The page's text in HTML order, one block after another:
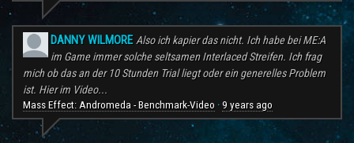
DANNY WILMORE Also ich kapier das nicht. Ich habe bei ME:A
im Game immer solche seltsamen Interlaced Streifen. Ich frag
mich ob das an der 10 Stunden Trial liegt oder ein generelles Problem
ist. Hier im Video...
Mass Effect: Andromeda - Benchmark-Video · 9 years ago